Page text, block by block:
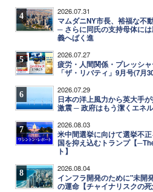
4 2026.07.31
マムダニNY市長、裕福な不
─ さらに同氏の支持母体に
義へばく進
5 2026.07.27
疲労・人間関係・プレッシ
「ザ・リバティ」9月号(7月
6 2026.07.29
日本の洋上風力から英大手
激震 ─ 政府はもう潔くエネ
7 2026.08.03
米中間選挙に向けて選挙不
国を抑え込むトランプ【
ト】
8 2026.08.04
インフラ開発のために"未開
の運命【チャイナリスクの死